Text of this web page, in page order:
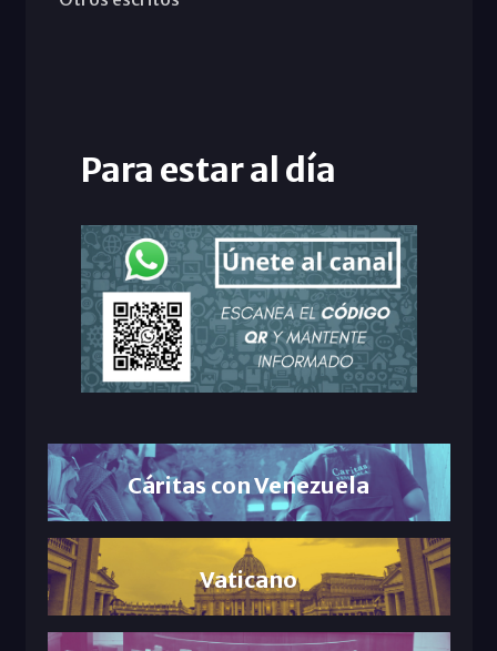
Para estar al día
Cáritas con Venezuela
Vaticano